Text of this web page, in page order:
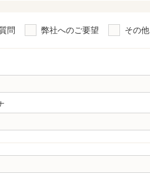
問 弊社へのご要望 その他